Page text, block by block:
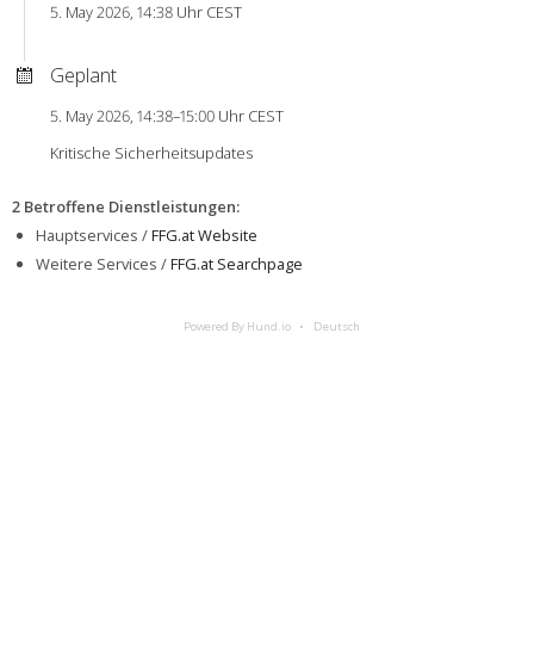
5. May 2026, 14:38 Uhr CEST
Geplant
5. May 2026, 14:38–15:00 Uhr CEST
Kritische Sicherheitsupdates
2 Betroffene Dienstleistungen:
Hauptservices /FFG.at Website
Weitere Services /FFG.at Searchpage
Powered By Hund.io Deutsch